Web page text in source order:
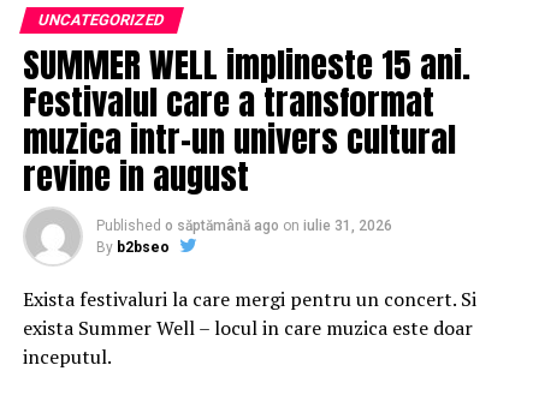
Pierderile cauzate de manipularea ineficientă și de
degradarea fizică.
O hală de depozitare bine proiectată asigură un mediu
controlat care minimizează aceste riscuri, protejând
investițiile și sporind profitabilitatea.
Tipuri de hale pentru
depozitarea cerealelor
Există mai multe tipuri de hale agricole, fiecare cu
avantajele și dezavantajele sale. Alegerea potrivită
UNCATEGORIZED
SUMMER WELL implineste 15 ani.
Festivalul care a transformat
muzica intr-un univers cultural
revine in august
Published o săptămână ago on iulie 31, 2026
By b2bseo
Exista festivaluri la care mergi pentru un concert. Si
exista Summer Well – locul in care muzica este doar
inceputul.